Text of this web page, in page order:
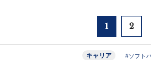
1 2
キャリア #ソフト